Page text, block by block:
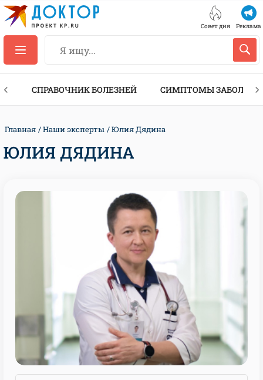
Совет дня Реклама
СПРАВОЧНИК БОЛЕЗНЕЙ СИМПТОМЫ
Главная Наши эксперты Юлия Дядина
ЮЛИЯ ДЯДИНА